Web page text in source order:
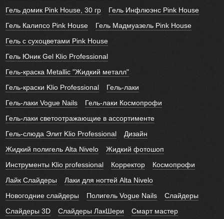
Гель домик Pink House, 30 гр
Гель Инфлюэнс Pink House
Гель Калипсо Pink House
Гель Мадмуазель Pink House
Гель с сухоцветами Pink House
Гель Юник Gel Klio Professional
Гель-краска Metallic "Жидкий металл"
Гель-краски Klio Professional
Гель-лаки
Гель-лаки Vogue Nails
Гель-лаки Космопрофи
Гель-лаки светоотражающие в ассортименте
Гель-слюда Элит Klio Professional
Дизайн
Жидкий полигель Alta Nivelo
Жидкий фотошоп
Инструменты Klio professional
Корректор
Космопрофи
Лайк Слайдеры
Лаки для ногтей Alta Nivelo
Новогодние слайдеры
Полигель Vogue Nails
Слайдеры
Слайдеры 3D
Слайдеры ЛакШери
Смарт мастер